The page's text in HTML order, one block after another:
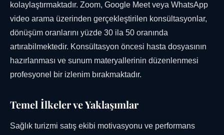
kolaylaştırmaktadır. Zoom, Google Meet veya WhatsApp
video arama üzerinden gerçekleştirilen konsültasyonlar,
dönüşüm oranlarını yüzde 30 ila 50 oranında
artırabilmektedir. Konsültasyon öncesi hasta dosyasının
hazırlanması ve sunum materyallerinin düzenlenmesi
profesyonel bir izlenim bırakmaktadır.
Temel İlkeler ve Yaklaşımlar
Sağlık turizmi satış ekibi motivasyonu ve performans